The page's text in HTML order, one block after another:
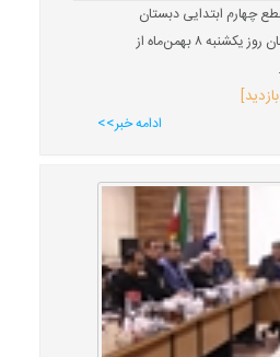
چهارم ابتدایی دبستان
دخترانه شاهد نیک‌اندیشان روز یکشنبه ۸ بهمن‌ماه از
ادامه خبر>>